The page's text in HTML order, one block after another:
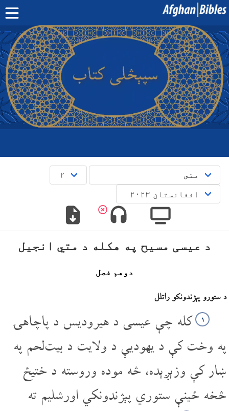
کور پاڼه
سپیڅلی کتاب په دري ژبه
سپیڅلی کتاب په پښتو ژبه
نور: بلوچی ·
د مبایل اپلېکېشنونو
پوښتنې
^
د عیسی مسیح په هکله د متي انجیل
دوهم فصل
د ستورو پېژندونکو راتلل
۱ کله چې عیسی د هیرودیس د پاچاهۍ
په وخت کې د یهودیې د ولایت د بیت‌لحم په
ښار کې وزېږېده، څه موده وروسته د ختیځ
څخه ځینې ستوري پېژندونکي اورشلیم ته